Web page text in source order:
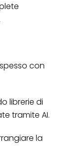
con
librerie di
tramite AI.
la